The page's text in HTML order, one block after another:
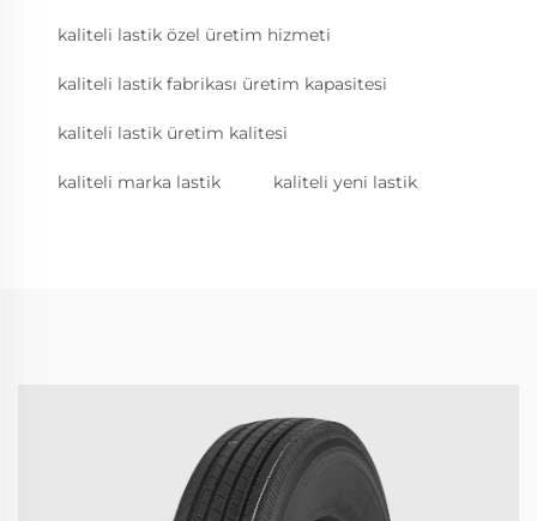
kaliteli lastik özel üretim hizmeti
kaliteli lastik fabrikası üretim kapasitesi
kaliteli lastik üretim kalitesi
kaliteli marka lastik kaliteli yeni lastik